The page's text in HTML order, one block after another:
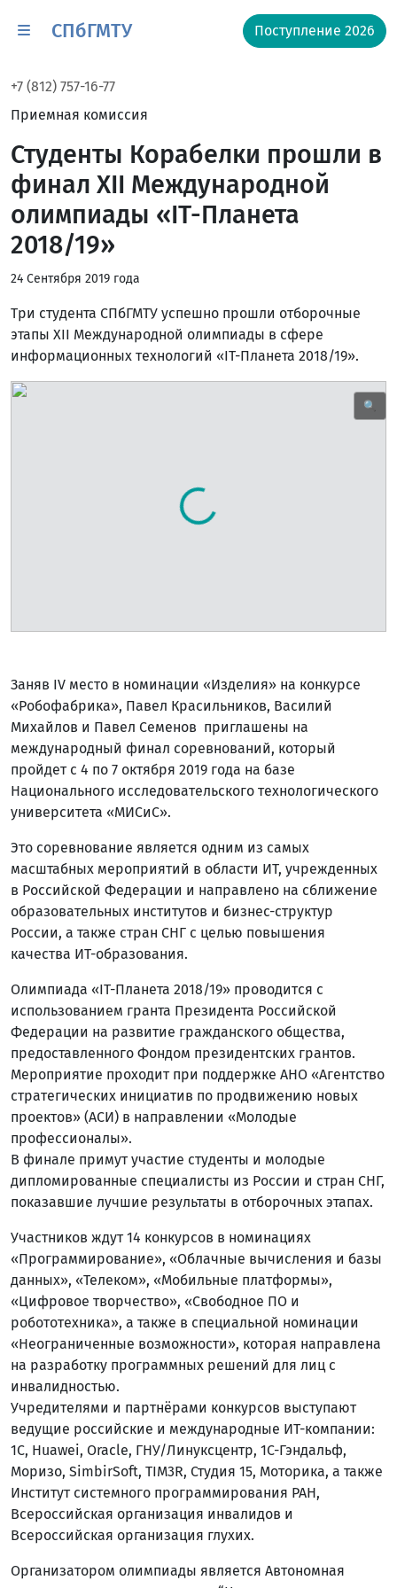
СПбГМТУ Поступление 2026
+7 (812) 757-16-77
Приемная комиссия
Студенты Корабелки прошли в
финал XII Международной
олимпиады «IT-Планета
2018/19»
24 Сентября 2019 года
Три студента СПбГМТУ успешно прошли отборочные
этапы XII Международной олимпиады в сфере
информационных технологий «IT-Планета 2018/19».
🔍
Заняв IV место в номинации «Изделия» на конкурсе
«Робофабрика», Павел Красильников, Василий
Михайлов и Павел Семенов приглашены на
международный финал соревнований, который
пройдет с 4 по 7 октября 2019 года на базе
Национального исследовательского технологического
университета «МИСиС».
Это соревнование является одним из самых
масштабных мероприятий в области ИТ, учрежденных
в Российской Федерации и направлено на сближение
образовательных институтов и бизнес-структур
России, а также стран СНГ с целью повышения
качества ИТ-образования.
Олимпиада «IT-Планета 2018/19» проводится с
использованием гранта Президента Российской
Федерации на развитие гражданского общества,
предоставленного Фондом президентских грантов.
Мероприятие проходит при поддержке АНО «Агентство
стратегических инициатив по продвижению новых
проектов» (АСИ) в направлении «Молодые
профессионалы».
В финале примут участие студенты и молодые
дипломированные специалисты из России и стран СНГ,
показавшие лучшие результаты в отборочных этапах.
Участников ждут 14 конкурсов в номинациях
«Программирование», «Облачные вычисления и базы
данных», «Телеком», «Мобильные платформы»,
«Цифровое творчество», «Свободное ПО и
робототехника», а также в специальной номинации
«Неограниченные возможности», которая направлена
на разработку программных решений для лиц с
инвалидностью.
Учредителями и партнёрами конкурсов выступают
ведущие российские и международные ИТ-компании:
1С, Huawei, Oracle, ГНУ/Линуксцентр, 1С-Гэндальф,
Моризо, SimbirSoft, TIM3R, Студия 15, Моторика, а также
Институт системного программирования РАН,
Всероссийская организация инвалидов и
Всероссийская организация глухих.
Организатором олимпиады является Автономная